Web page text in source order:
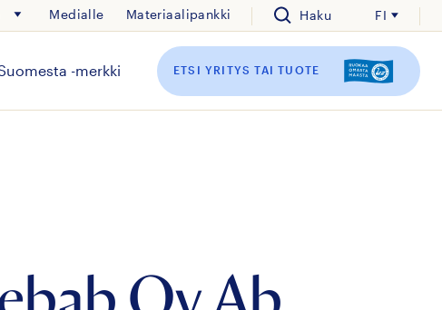
Medialle Materiaalipankki Haku FI
-merkki ETSI YRITYS TAI TUOTE